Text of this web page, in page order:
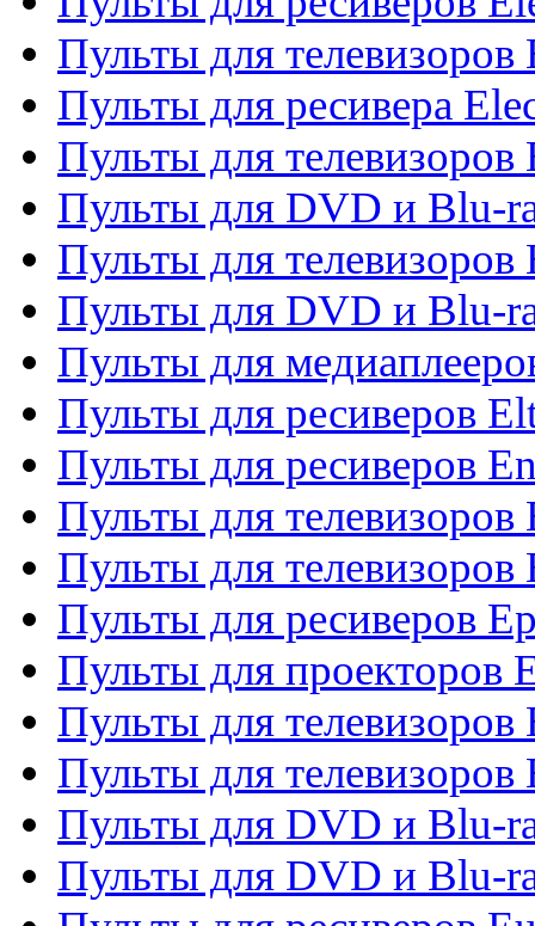
Пульты для телевизоров
Пульты для ресивера
Пульты для телевизоров
Пульты для DVD и Blu-
Пульты для телевизоров
Пульты для DVD и Blu-
Пульты для
Пульты для ресиверов
Пульты для ресиверов
Пульты для телевизоров
Пульты для телевизоров
Пульты для ресиверов
Пульты для проекторов
Пульты для телевизоров
Пульты для телевизоров
Пульты для DVD и Blu-
Пульты для DVD и Blu-